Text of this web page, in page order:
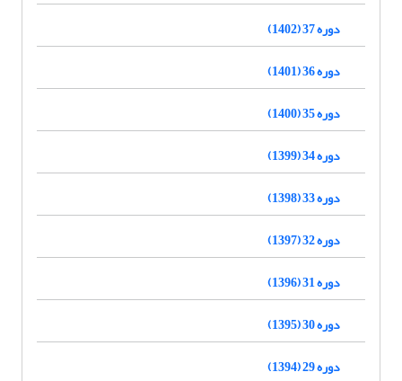
دوره 37 (1402)
دوره 36 (1401)
دوره 35 (1400)
دوره 34 (1399)
دوره 33 (1398)
دوره 32 (1397)
دوره 31 (1396)
دوره 30 (1395)
دوره 29 (1394)